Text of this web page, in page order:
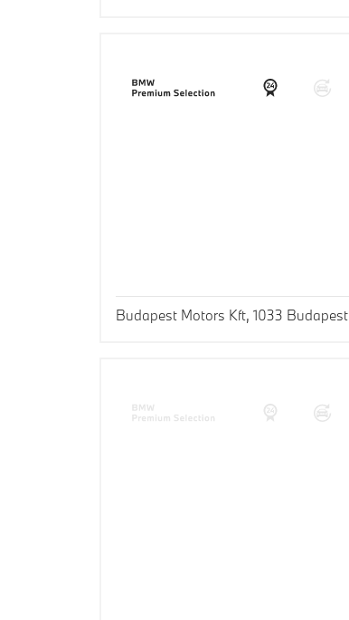
Budapest Motors Kft, 1033 Budapest